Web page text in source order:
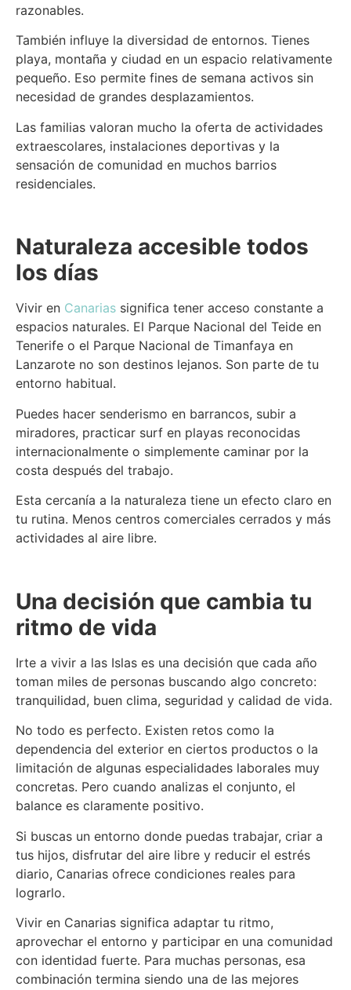
razonables.
También influye la diversidad de entornos. Tienes
playa, montaña y ciudad en un espacio relativamente
pequeño. Eso permite fines de semana activos sin
necesidad de grandes desplazamientos.
Las familias valoran mucho la oferta de actividades
extraescolares, instalaciones deportivas y la
sensación de comunidad en muchos barrios
residenciales.
Naturaleza accesible todos
los días
Vivir en Canarias significa tener acceso constante a
espacios naturales. El Parque Nacional del Teide en
Tenerife o el Parque Nacional de Timanfaya en
Lanzarote no son destinos lejanos. Son parte de tu
entorno habitual.
Puedes hacer senderismo en barrancos, subir a
miradores, practicar surf en playas reconocidas
internacionalmente o simplemente caminar por la
costa después del trabajo.
Esta cercanía a la naturaleza tiene un efecto claro en
tu rutina. Menos centros comerciales cerrados y más
actividades al aire libre.
Una decisión que cambia tu
ritmo de vida
Irte a vivir a las Islas es una decisión que cada año
toman miles de personas buscando algo concreto:
tranquilidad, buen clima, seguridad y calidad de vida.
No todo es perfecto. Existen retos como la
dependencia del exterior en ciertos productos o la
limitación de algunas especialidades laborales muy
concretas. Pero cuando analizas el conjunto, el
balance es claramente positivo.
Si buscas un entorno donde puedas trabajar, criar a
tus hijos, disfrutar del aire libre y reducir el estrés
diario, Canarias ofrece condiciones reales para
lograrlo.
Vivir en Canarias significa adaptar tu ritmo,
aprovechar el entorno y participar en una comunidad
con identidad fuerte. Para muchas personas, esa
combinación termina siendo una de las mejores